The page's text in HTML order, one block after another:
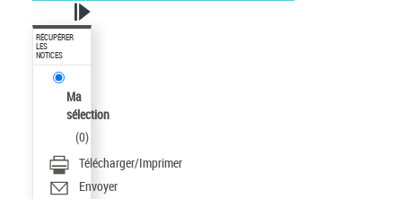
RÉCUPÉRER
LES
NOTICES
Ma
sélection
(0)
Télécharger/Imprimer
Envoyer